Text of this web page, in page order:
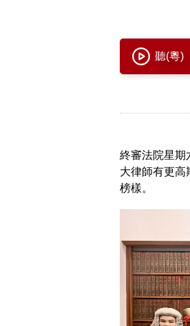
終審法院星期
大律師有更高
榜樣。